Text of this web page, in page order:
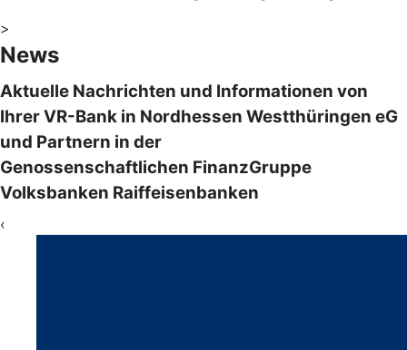
>
News
Aktuelle Nachrichten und Informationen von
Ihrer VR-Bank in Nordhessen Westthüringen eG
und Partnern in der
Genossenschaftlichen FinanzGruppe
Volksbanken Raiffeisenbanken
‹